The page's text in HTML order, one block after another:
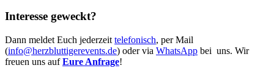
Interesse geweckt?
Dann meldet Euch jederzeit telefonisch, per Mail
(info@herzbluttigerevents.de) oder via WhatsApp bei uns. Wir
freuen uns aufEure Anfrage!